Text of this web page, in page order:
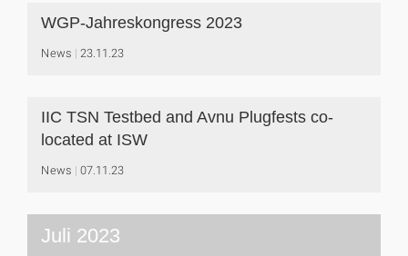
WGP-Jahreskongress 2023
News 23.11.23
IIC TSN Testbed and Avnu Plugfests co-
located at ISW
News 07.11.23
Juli 2023